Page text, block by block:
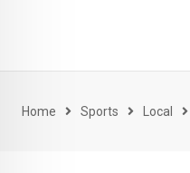
Home Sports Local